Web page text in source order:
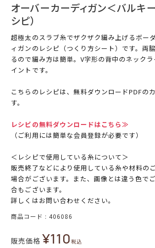
オーバーカーディガン＜バルキ
シピ）
超極太のスラブ糸でザクザク編み上げるボー
ィガンのレシピ（つくり方シート）です。両
るので編み方は簡単。V字形の背中のネック
イントです。
こちらのレシピは、無料ダウンロードPDFの
す。
レシピの無料ダウンロードはこちら≫
（ご利用には簡単な会員登録が必要です）
＜レシピで使用している糸について＞
販売終了などにより使用している糸や材料の
場合がございます。また、画像とは違う色で
合もございます。
詳しくはお問い合わせください。
商品コード 406086
販売価格 ¥110税込